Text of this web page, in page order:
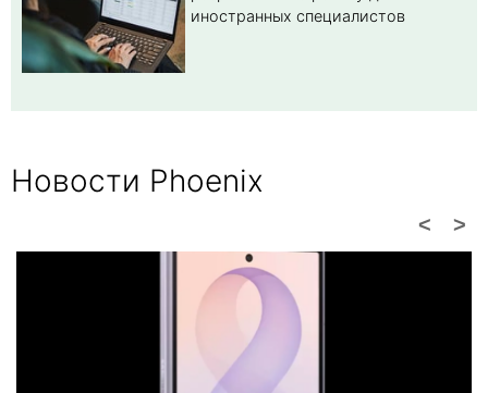
иностранных специалистов
Новости Phoenix
>
<